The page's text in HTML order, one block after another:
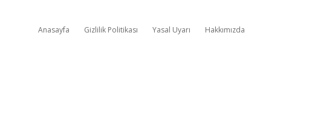
Anasayfa Gizlilik Politikası Yasal Uyarı Hakkımızda